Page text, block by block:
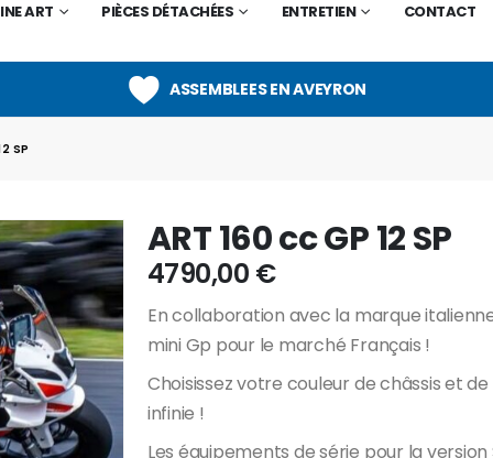
ART PIÈCES DÉTACHÉES ENTRETIEN CONTACT
ASSEMBLEES EN AVEYRON
SP
ART 160 cc GP 12 SP
4790,00 €
En collaboration avec la marque italienne
mini Gp pour le marché Français !
Choisissez votre couleur de châssis et
infinie !
Les équipements de série pour la version